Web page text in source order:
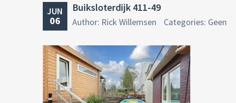
JUN
06
Buiksloterdijk 411-49
Author: Rick Willemsen Categories: Geen